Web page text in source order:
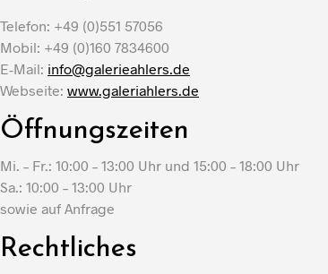
Telefon: +49 (0)551 57056
Mobil: +49 (0)160 7834600
E-Mail: info@galerieahlers.de
Webseite: www.galeriahlers.de
Öffnungszeiten
Mi. – Fr.: 10:00 – 13:00 Uhr und 15:00 – 18:00 Uhr
Sa.: 10:00 – 13:00 Uhr
sowie auf Anfrage
Rechtliches